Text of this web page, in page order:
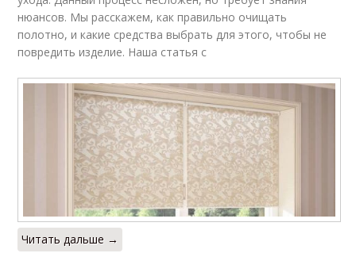
нюансов. Мы расскажем, как правильно очищать
полотно, и какие средства выбрать для этого, чтобы не
повредить изделие. Наша статья с
Читать дальше →